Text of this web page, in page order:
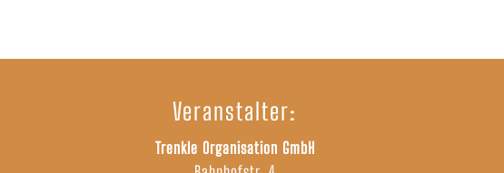
Veranstalter:
Trenkle Organisation GmbH